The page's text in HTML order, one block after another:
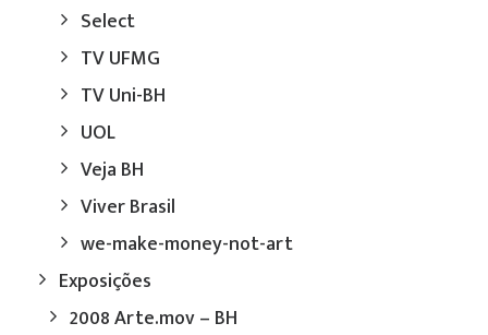
Select
TV UFMG
TV Uni-BH
UOL
Veja BH
Viver Brasil
we-make-money-not-art
Exposições
2008 Arte.mov – BH